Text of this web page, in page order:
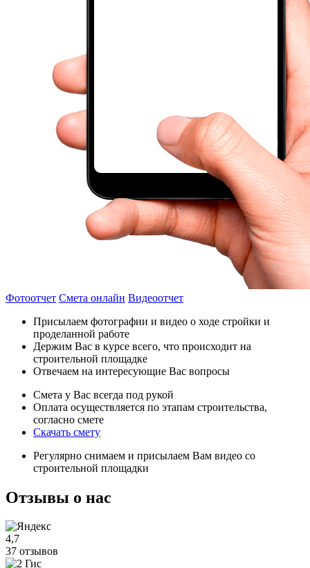
Фотоотчет Смета онлайн Видеоотчет
Присылаем фотографии и видео о ходе стройки и
проделанной работе
Держим Вас в курсе всего, что происходит на
строительной площадке
Отвечаем на интересующие Вас вопросы
Смета у Вас всегда под рукой
Оплата осуществляется по этапам строительства,
согласно смете
Скачать смету
Регулярно снимаем и присылаем Вам видео со
строительной площадки
Отзывы о нас
4,7
37 отзывов